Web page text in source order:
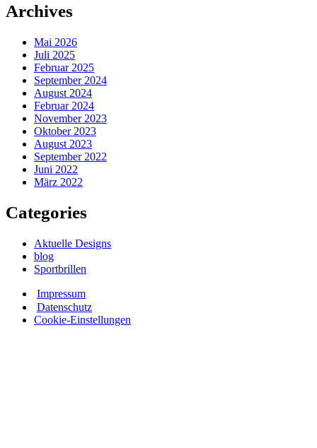
Archives
Mai 2026
Juli 2025
Februar 2025
September 2024
August 2024
Februar 2024
November 2023
Oktober 2023
August 2023
September 2022
Juni 2022
März 2022
Categories
Aktuelle Designs
blog
Sportbrillen
Impressum
Datenschutz
Cookie-Einstellungen